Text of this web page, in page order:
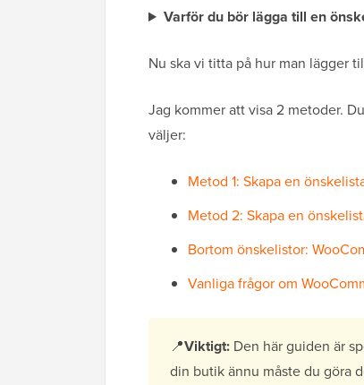
Varför du bör lägga till en
Nu ska vi titta på hur man lägger
Jag kommer att visa 2 metoder.
väljer:
Metod 1: Skapa en
Metod 2: Skapa en
Bortom önskelistor:
Vanliga frågor om
📍Viktigt: Den här guiden är
din butik ännu måste du göra